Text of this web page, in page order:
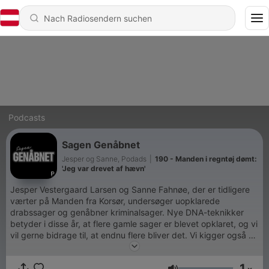
Podcasts
Sagen Genåbnet
Jesper og Sanne, Podads
190 - Manden i regntøj dømt:
'Jeg var drevet af hævn'
Jesper Vestergaard Larsen og Sanne Fahnøe, der er tidligere
værter på Manden fra Korsør, undersøger uopklarede
drabssager og genåbner kriminalsager. Nye DNA-teknikker
betyder i disse år, at flere gamle sager er blevet opklaret, og vi
vil gerne bidrage til, at endnu flere bliver det. Vi kigger også på
sager, der er blevet opklaret med nye DNA-teknikker og sager